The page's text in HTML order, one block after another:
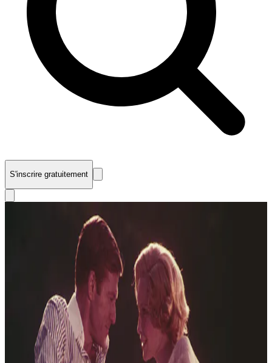
S'inscrire gratuitement